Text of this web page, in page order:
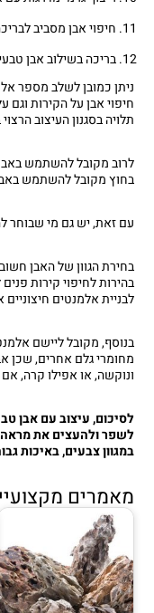
חיפוי אבן מסביב
בריכה בשילוב אבן
ניתן כמובן לשלב מספר
חיפוי אבן על הקירות
תלויה בסגנון העיצוב
לרוב מקובל להשתמש
בחוץ מקובל להשתמש
עם זאת, יש גם מי שבוחר
בחירת הגוון של האבן
בהירות לחיפוי קירות
לבניית אלמנטים
בנוסף, מקובל ליישם
מחומרי גלם אחרים, שכן
ונוקשה, או אפילו קרה,
לסיכום, עיצוב עם אבן
לשפר ולהעצים את מראה
במגוון צבעים, באיכות
מאמרים